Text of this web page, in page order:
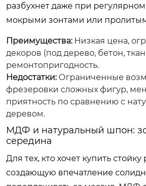
разбухнет даже при регулярном
мокрыми зонтами или
Преимущества:Низкая цена,
декоров (под дерево, бетон,
ремонтопригодность.
Недостатки:Ограниченные
фрезеровки сложных фигур,
приятность по сравнению с
деревом.
МДФ и натуральный шпон:
середина
Для тех, кто хочет купить
создающую впечатление